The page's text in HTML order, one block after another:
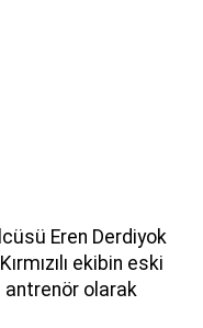
Eren Derdiyok
ekibin eski
olarak